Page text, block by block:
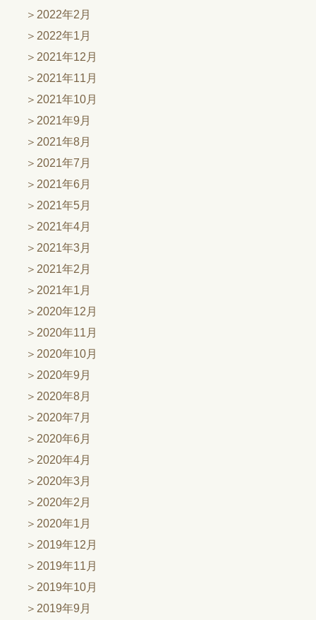
2022年2月
2022年1月
2021年12月
2021年11月
2021年10月
2021年9月
2021年8月
2021年7月
2021年6月
2021年5月
2021年4月
2021年3月
2021年2月
2021年1月
2020年12月
2020年11月
2020年10月
2020年9月
2020年8月
2020年7月
2020年6月
2020年4月
2020年3月
2020年2月
2020年1月
2019年12月
2019年11月
2019年10月
2019年9月